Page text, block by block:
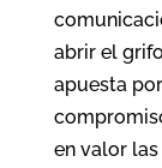
abrir el
apuesta
en valor